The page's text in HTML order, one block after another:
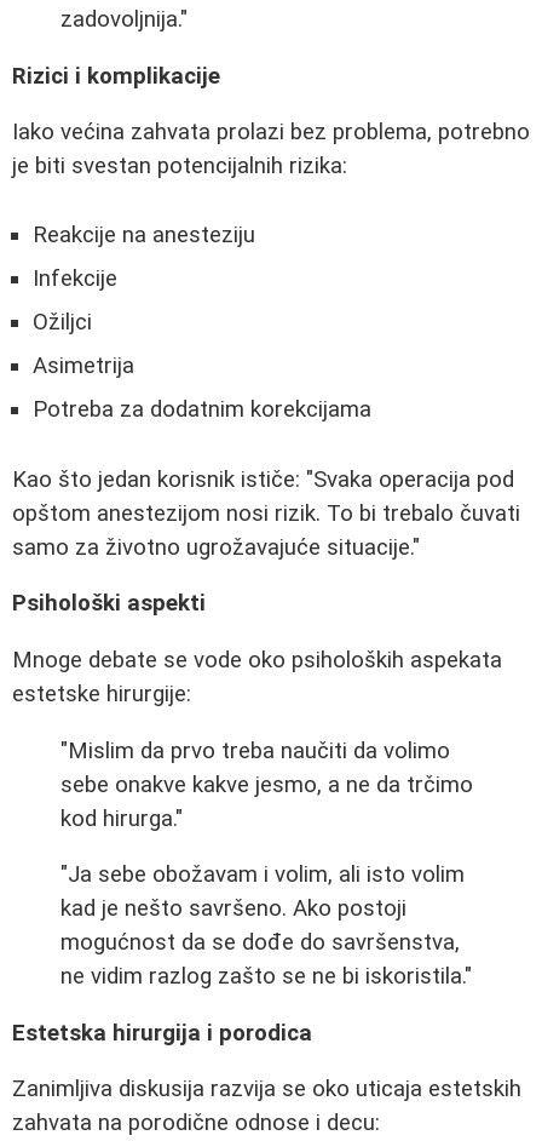
zadovoljnija."
Rizici i komplikacije
Iako većina zahvata prolazi bez problema, potrebno
je biti svestan potencijalnih rizika:
Reakcije na anesteziju
Infekcije
Ožiljci
Asimetrija
Potreba za dodatnim korekcijama
Kao što jedan korisnik ističe: "Svaka operacija pod
opštom anestezijom nosi rizik. To bi trebalo čuvati
samo za životno ugrožavajuće situacije."
Psihološki aspekti
Mnoge debate se vode oko psiholoških aspekata
estetske hirurgije:
"Mislim da prvo treba naučiti da volimo
sebe onakve kakve jesmo, a ne da trčimo
kod hirurga."
"Ja sebe obožavam i volim, ali isto volim
kad je nešto savršeno. Ako postoji
mogućnost da se dođe do savršenstva,
ne vidim razlog zašto se ne bi iskoristila."
Estetska hirurgija i porodica
Zanimljiva diskusija razvija se oko uticaja estetskih
zahvata na porodične odnose i decu: